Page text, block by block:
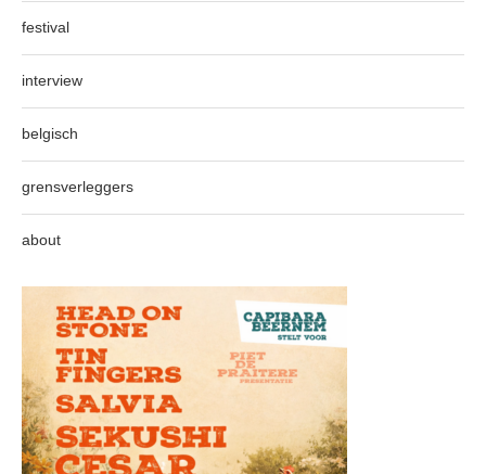
festival
interview
belgisch
grensverleggers
about